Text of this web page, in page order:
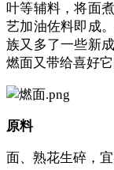
叶等辅料，将面
艺加油佐料即成
族又多了一些新
燃面又带给喜好
原料
面、熟花生碎，宜